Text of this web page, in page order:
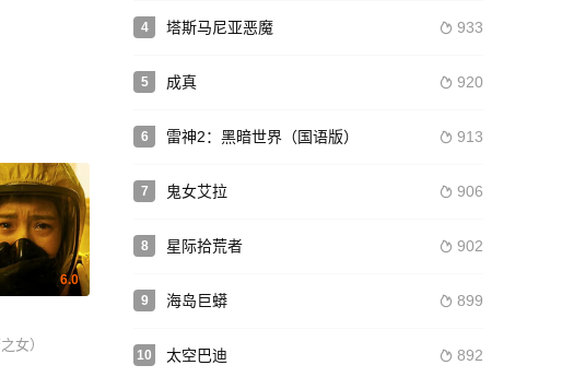
·金斯曼 马拉基·卡比 梅丽尔·斯特里普 尤妮斯·胡特哈特 雷·波特 达米安·德·弗罗
6.0
女）
4  933
塔斯马尼亚恶魔
5  920
成真
6  913
雷神2：黑暗世界（国语版）
7  906
鬼女艾拉
8  902
星际拾荒者
9  899
海岛巨蟒
10  892
太空巴迪